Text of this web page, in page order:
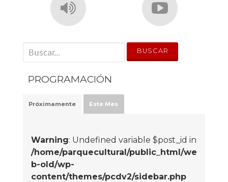
' . __('Search for:') . '
PROGRAMACIÓN
Próximamente Este Mes
Warning: Undefined variable $post_id in
/home/parquecultural/public_html/we
b-old/wp-
content/themes/pcdv2/sidebar.php